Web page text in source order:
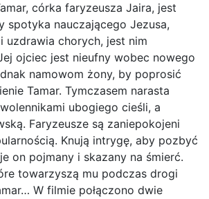
córka faryzeusza Jaira, jest
spotyka nauczającego Jezusa,
uzdrawia chorych, jest nim
ojciec jest nieufny wobec nowego
namowom żony, by poprosić
Tamar. Tymczasem narasta
ubogiego cieśli, a
Faryzeusze są zaniepokojeni
Knują intrygę, aby pozbyć
on pojmany i skazany na śmierć.
towarzyszą mu podczas drogi
W filmie połączono dwie